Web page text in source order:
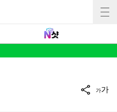
가가